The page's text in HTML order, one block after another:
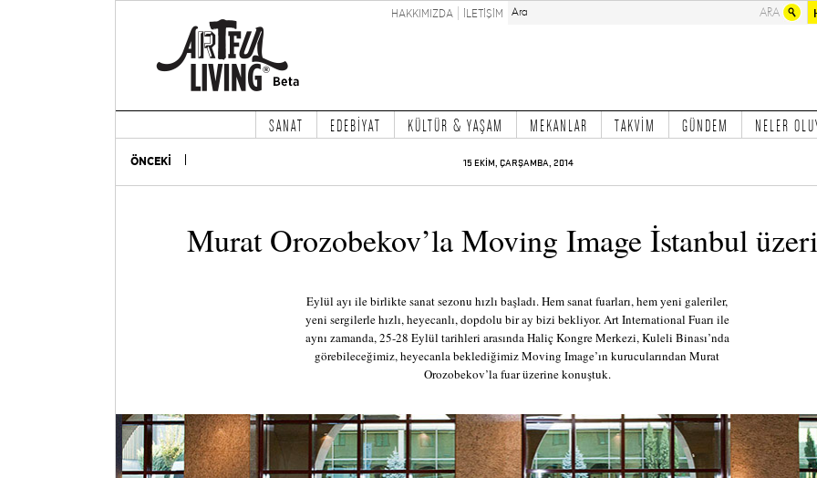
HAKKIMIZDA İLETİŞİM
SANAT EDEBİYAT KÜLTÜR & YAŞAM MEKANLAR TAKVİM GÜNDEM NELER
ÖNCEKİ 15 EKİM, ÇARŞAMBA, 2014
Murat Orozobekov’la Moving Image İstanbul
Eylül ayı ile birlikte sanat sezonu hızlı başladı. Hem sanat fuarları, hem yeni galeriler,
yeni sergilerle hızlı, heyecanlı, dopdolu bir ay bizi bekliyor. Art International Fuarı ile
aynı zamanda, 25-28 Eylül tarihleri arasında Haliç Kongre Merkezi, Kuleli Binası’nda
görebileceğimiz, heyecanla beklediğimiz Moving Image’ın kurucularından Murat
Orozobekov’la fuar üzerine konuştuk.